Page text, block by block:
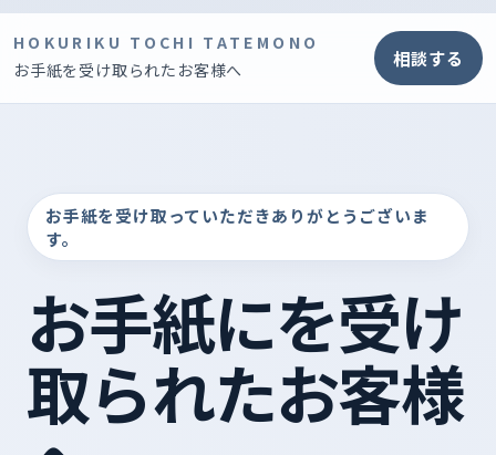
HOKURIKU TOCHI TATEMONO
お手紙を受け取られたお客様へ
相談する
お手紙を受け取っていただきありがとうございま
す。
お手紙にを受け
取られたお客様